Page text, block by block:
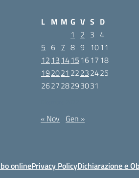
L M M G V S D
1
2 3 4
5 6 7 8 9 1011
12 13 1415 1617 18
192021 22232425
262728293031
« Nov Gen »
onlinePrivacy PolicyDichiarazione e